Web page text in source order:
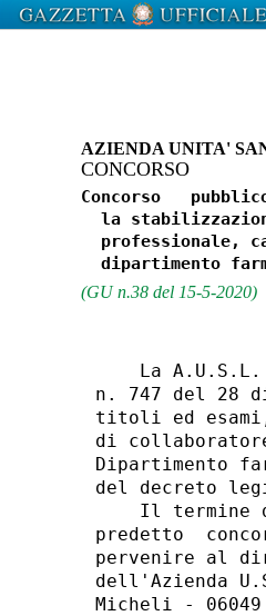
AZIENDA UNITA'
CONCORSO
Concorso
la
professionale,
(GU n.38 del 15-5-2020)
La
n. 747 del 28
titoli ed
di
Dipartimento
del decreto
Il termine
predetto
pervenire al
dell'Azienda
Micheli -